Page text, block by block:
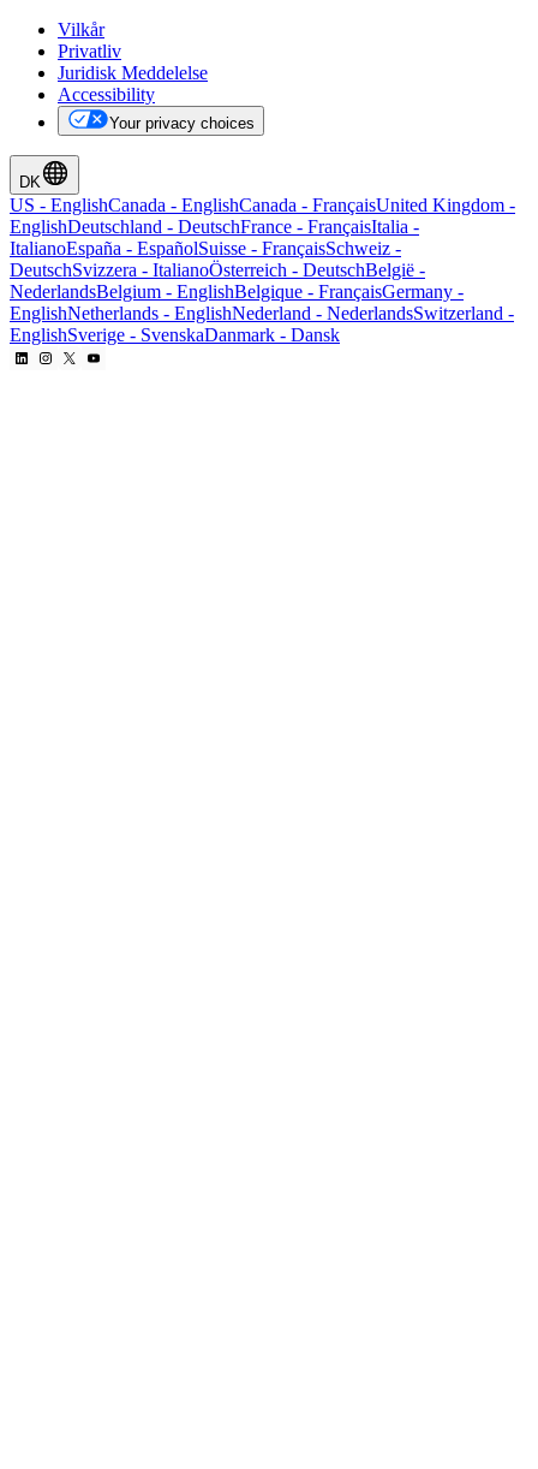
Vilkår
Privatliv
Juridisk Meddelelse
Accessibility
Your privacy choices
DK
US - EnglishCanada - EnglishCanada - FrançaisUnited Kingdom -
EnglishDeutschland - DeutschFrance - FrançaisItalia -
ItalianoEspaña - EspañolSuisse - FrançaisSchweiz -
DeutschSvizzera - ItalianoÖsterreich - DeutschBelgië -
NederlandsBelgium - EnglishBelgique - FrançaisGermany -
EnglishNetherlands - EnglishNederland - NederlandsSwitzerland -
EnglishSverige - SvenskaDanmark - Dansk